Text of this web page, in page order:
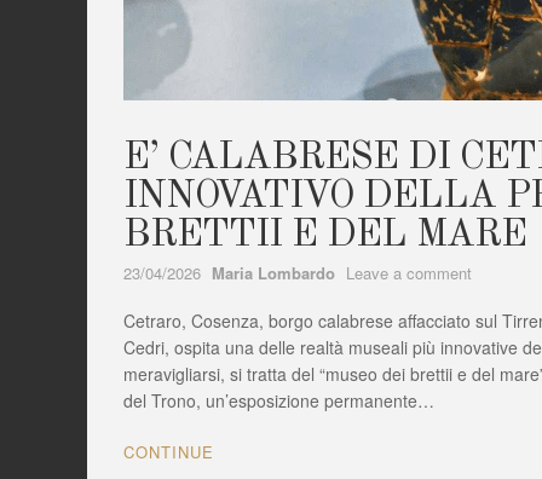
E’ CALABRESE DI
INNOVATIVO DELLA
BRETTII E DEL MARE
23/04/2026 Author
Maria Lombardo Leave a comment
DI
Cetraro, Cosenza, borgo calabrese affacciato sul
Cedri, ospita una delle realtà museali più innovative
meravigliarsi, si tratta del “museo dei brettii e del
del Trono, un’esposizione permanente…
CONTINUE